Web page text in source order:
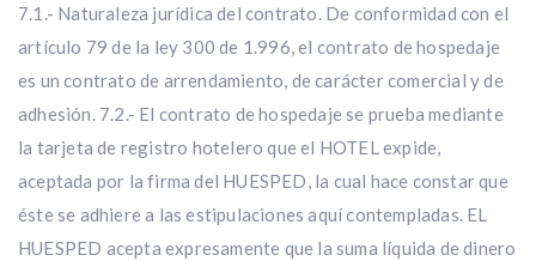
7.1.- Naturaleza jurídica del contrato. De conformidad con el
artículo 79 de la ley 300 de 1.996, el contrato de hospedaje
es un contrato de arrendamiento, de carácter comercial y de
adhesión. 7.2.- El contrato de hospedaje se prueba mediante
la tarjeta de registro hotelero que el HOTEL expide,
aceptada por la firma del HUESPED, la cual hace constar que
éste se adhiere a las estipulaciones aquí contempladas. EL
HUESPED acepta expresamente que la suma líquida de dinero